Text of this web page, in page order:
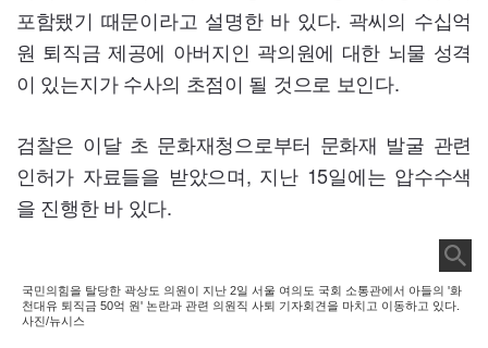
포함됐기 때문이라고 설명한 바 있다. 곽씨의 수십억
원 퇴직금 제공에 아버지인 곽의원에 대한 뇌물 성격
이 있는지가 수사의 초점이 될 것으로 보인다.
검찰은 이달 초 문화재청으로부터 문화재 발굴 관련
인허가 자료들을 받았으며, 지난 15일에는 압수수색
을 진행한 바 있다.
국민의힘을 탈당한 곽상도 의원이 지난 2일 서울 여의도 국회 소통관에서 아들의 '화
천대유 퇴직금 50억 원' 논란과 관련 의원직 사퇴 기자회견을 마치고 이동하고 있다.
사진/뉴시스